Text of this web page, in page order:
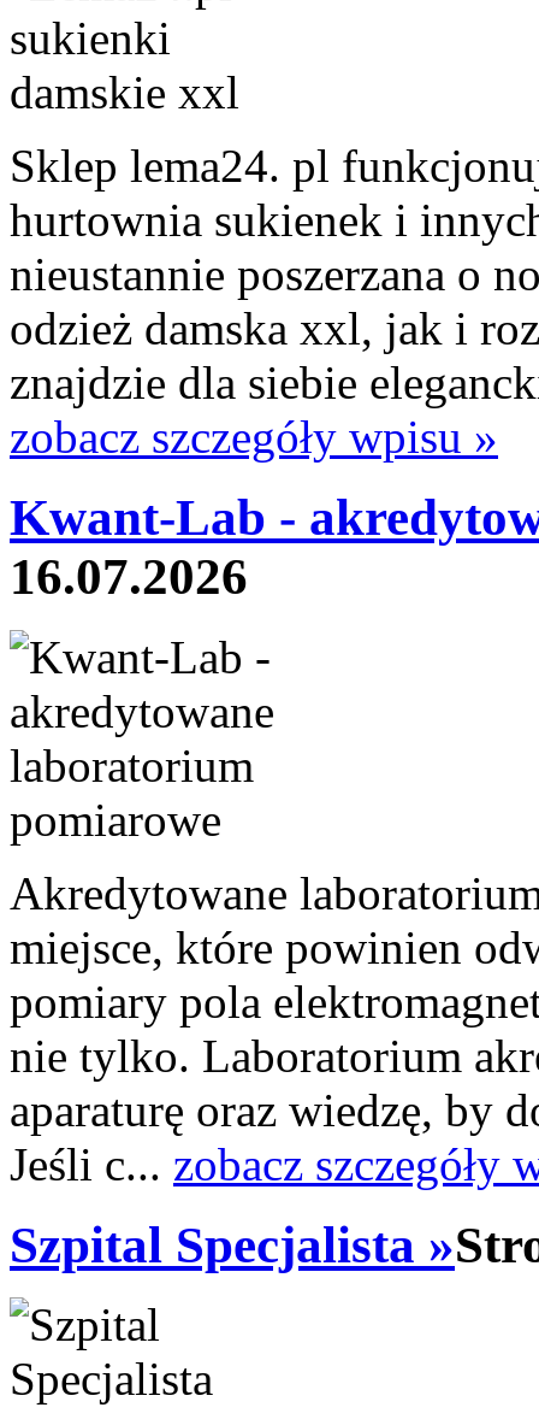
Sklep lema24. pl
hurtownia sukienek i
nieustannie poszerzana o
odzież damska xxl, jak i
znajdzie dla siebie
zobacz szczegóły wpisu »
Kwant-Lab -
16.07.2026
Akredytowane
miejsce, które powinien
pomiary pola
nie tylko. Laboratorium
aparaturę oraz wiedzę, by
Jeśli c... zobacz szczegóły
Szpital Specjalista »